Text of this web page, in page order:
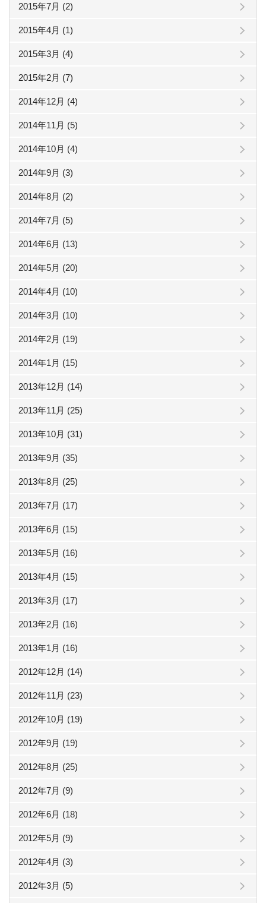
2015年7月 (2)
2015年4月 (1)
2015年3月 (4)
2015年2月 (7)
2014年12月 (4)
2014年11月 (5)
2014年10月 (4)
2014年9月 (3)
2014年8月 (2)
2014年7月 (5)
2014年6月 (13)
2014年5月 (20)
2014年4月 (10)
2014年3月 (10)
2014年2月 (19)
2014年1月 (15)
2013年12月 (14)
2013年11月 (25)
2013年10月 (31)
2013年9月 (35)
2013年8月 (25)
2013年7月 (17)
2013年6月 (15)
2013年5月 (16)
2013年4月 (15)
2013年3月 (17)
2013年2月 (16)
2013年1月 (16)
2012年12月 (14)
2012年11月 (23)
2012年10月 (19)
2012年9月 (19)
2012年8月 (25)
2012年7月 (9)
2012年6月 (18)
2012年5月 (9)
2012年4月 (3)
2012年3月 (5)